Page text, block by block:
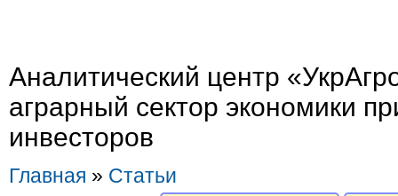
Аналитический центр
аграрный сектор экономики
инвесторов
Главная » Статьи